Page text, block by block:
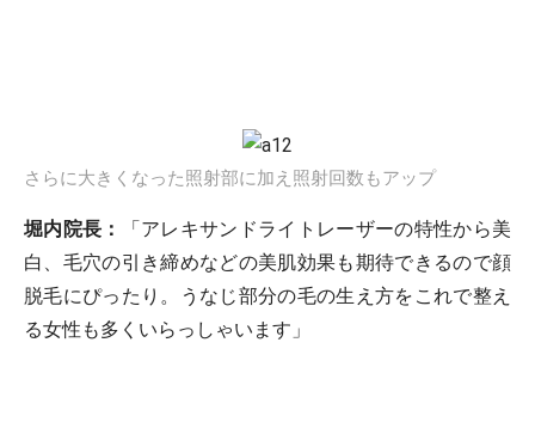
さらに大きくなった照射部に加え照射回数もアップ
堀内院長：
「アレキサンドライトレーザーの特性から美
白、毛穴の引き締めなどの美肌効果も期待できるので顔
脱毛にぴったり。うなじ部分の毛の生え方をこれで整え
る女性も多くいらっしゃいます」